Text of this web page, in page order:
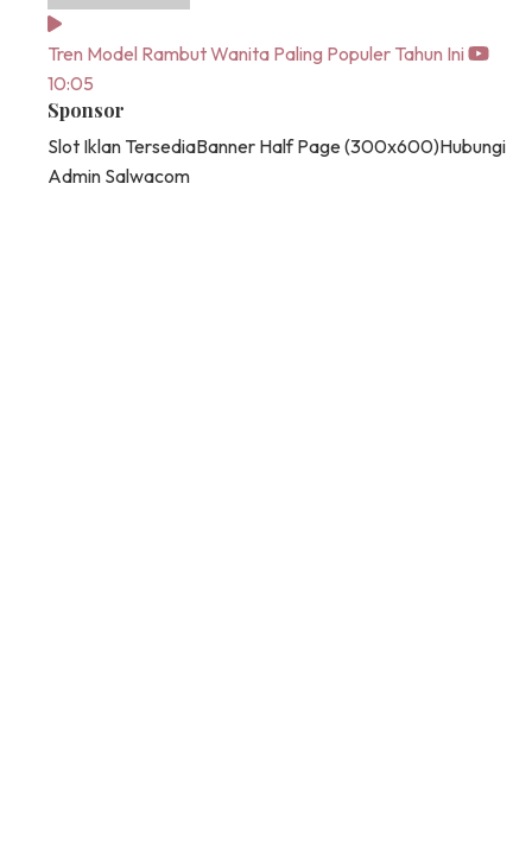
Tren Model Rambut Wanita Paling Populer Tahun Ini
10:05
Sponsor
Slot Iklan TersediaBanner Half Page (300x600)Hubungi
Admin Salwacom